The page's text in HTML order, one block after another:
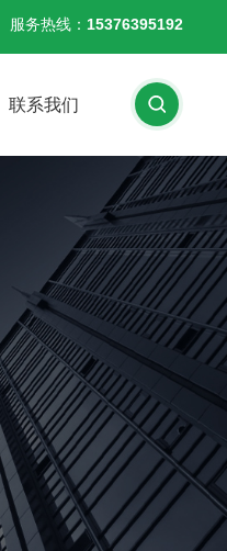
服务热线： 15376395192
联系我们